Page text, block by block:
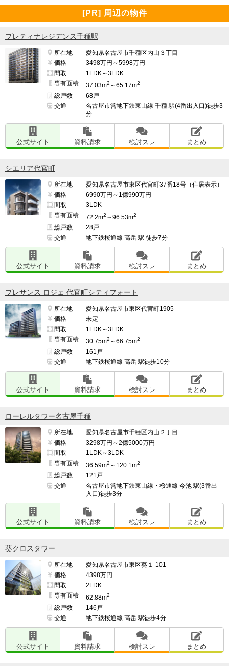
[PR] 周辺の物件
プレティナレジデンス千種駅
所在地
愛知県名古屋市千種区内山３丁目
価格
3498万円～5998万円
間取
1LDK～3LDK
専有面積
37.03m2 ～65.17m2
総戸数
68戸
交通
名古屋市営地下鉄東山線 千種 駅(4番出入口)徒歩3
分
公式サイト 資料請求 検討スレ まとめ
シエリア代官町
所在地
愛知県名古屋市東区代官町37番18号（住居表示）
価格
6990万円～1億990万円
間取
3LDK
専有面積
72.2m2 ～96.53m2
総戸数
28戸
交通
地下鉄桜通線 高岳 駅 徒歩7分
公式サイト 資料請求 検討スレ まとめ
プレサンス ロジェ 代官町シティフォート
所在地
愛知県名古屋市東区代官町1905
価格
未定
間取
1LDK～3LDK
専有面積
30.75m2 ～66.75m2
総戸数
161戸
交通
地下鉄桜通線 高岳 駅徒歩10分
公式サイト 資料請求 検討スレ まとめ
ローレルタワー名古屋千種
所在地
愛知県名古屋市千種区内山２丁目
価格
3298万円～2億5000万円
間取
1LDK～3LDK
専有面積
36.59m2 ～120.1m2
総戸数
121戸
交通
名古屋市営地下鉄東山線・桜通線 今池 駅(3番出
入口)徒歩3分
公式サイト 資料請求 検討スレ まとめ
葵クロスタワー
所在地
愛知県名古屋市東区葵１-101
価格
4398万円
間取
2LDK
専有面積
62.88m2
総戸数
146戸
交通
地下鉄桜通線 高岳 駅徒歩4分
公式サイト 資料請求 検討スレ まとめ